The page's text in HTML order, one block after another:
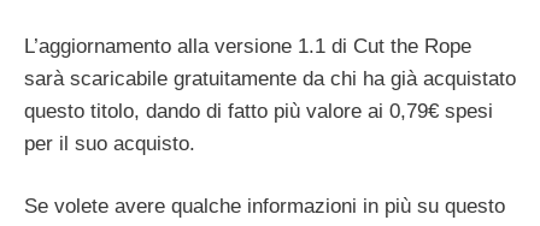
L’aggiornamento alla versione 1.1 di Cut the Rope
sarà scaricabile gratuitamente da chi ha già acquistato
questo titolo, dando di fatto più valore ai 0,79€ spesi
per il suo acquisto.
Se volete avere qualche informazioni in più su questo